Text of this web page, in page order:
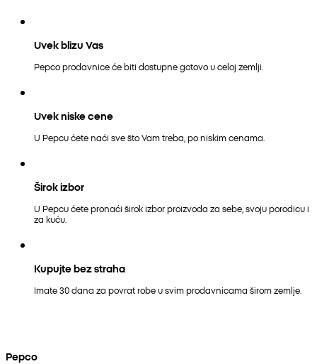
Uvek blizu Vas
Pepco prodavnice će biti dostupne gotovo u celoj zemlji.
Uvek niske cene
U Pepcu ćete naći sve što Vam treba, po niskim cenama.
Širok izbor
U Pepcu ćete pronaći širok izbor proizvoda za sebe, svoju porodicu i
za kuću.
Kupujte bez straha
Imate 30 dana za povrat robe u svim prodavnicama širom zemlje.
Pepco